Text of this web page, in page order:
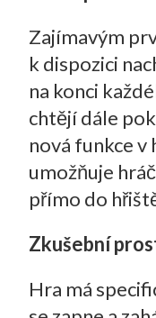
Zajímavým
k dispozici
na konci
chtějí dále
nová funkce v
umožňuje
přímo do
Zkušební
Hra má